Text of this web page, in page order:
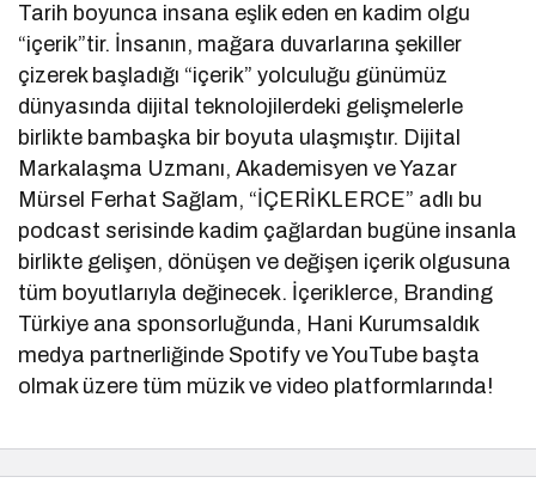
Tarih boyunca insana eşlik eden en kadim olgu
“içerik”tir. İnsanın, mağara duvarlarına şekiller
çizerek başladığı “içerik” yolculuğu günümüz
dünyasında dijital teknolojilerdeki gelişmelerle
birlikte bambaşka bir boyuta ulaşmıştır. Dijital
Markalaşma Uzmanı, Akademisyen ve Yazar
Mürsel Ferhat Sağlam, “İÇERİKLERCE” adlı bu
podcast serisinde kadim çağlardan bugüne insanla
birlikte gelişen, dönüşen ve değişen içerik olgusuna
tüm boyutlarıyla değinecek. İçeriklerce, Branding
Türkiye ana sponsorluğunda, Hani Kurumsaldık
medya partnerliğinde Spotify ve YouTube başta
olmak üzere tüm müzik ve video platformlarında!